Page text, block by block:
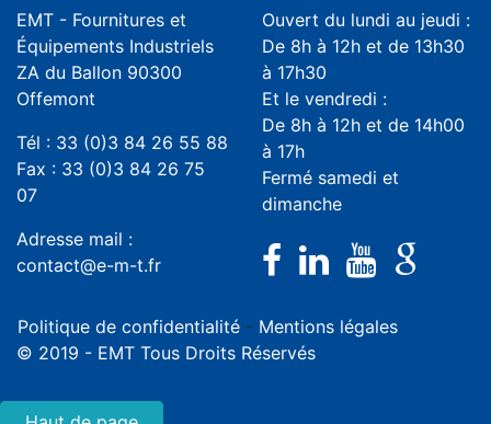
EMT - Fournitures et
Équipements Industriels
ZA du Ballon 90300
Offemont
Tél : 33 (0)3 84 26 55 88
Fax : 33 (0)3 84 26 75
07
Adresse mail :
contact@e-m-t.fr
Ouvert du lundi au jeudi :
De 8h à 12h et de 13h30
à 17h30
Et le vendredi :
De 8h à 12h et de 14h00
à 17h
Fermé samedi et
dimanche
Politique de confidentialité - Mentions légales
© 2019 - EMT Tous Droits Réservés